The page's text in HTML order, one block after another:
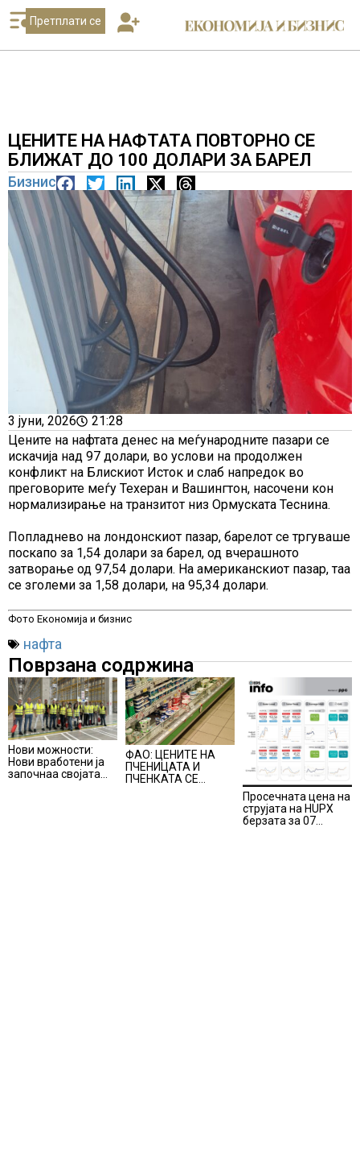
Претплати се
ЦЕНИТЕ НА НАФТАТА ПОВТОРНО СЕ
БЛИЖАТ ДО 100 ДОЛАРИ ЗА БАРЕЛ
Бизнис
3 јуни, 2026
21:28
Цените на нафтата денес на меѓународните пазари се
искачија над 97 долари, во услови на продолжен
конфликт на Блискиот Исток и слаб напредок во
преговорите меѓу Техеран и Вашингтон, насочени кон
нормализирање на транзитот низ Ормуската Теснина.
Попладнево на лондонскиот пазар, барелот се тргуваше
поскапо за 1,54 долари за барел, од вчерашното
затворање од 97,54 долари. На американскиот пазар, таа
се зголеми за 1,58 долари, на 95,34 долари.
Фото Економија и бизнис
нафта
Поврзана содржина
Нови можности:
Нови вработени ја
започнаа својата
ФАО: ЦЕНИТЕ НА
ПЧЕНИЦАТА И
ПЧЕНКАТА СЕ
Просечната цена на
струјата на HUPX
берзата за 07